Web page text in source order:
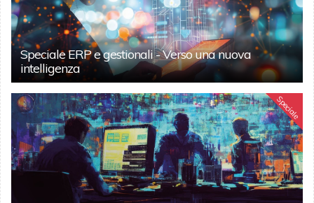
Speciale ERP e gestionali - Verso una nuova
intelligenza
Speciale